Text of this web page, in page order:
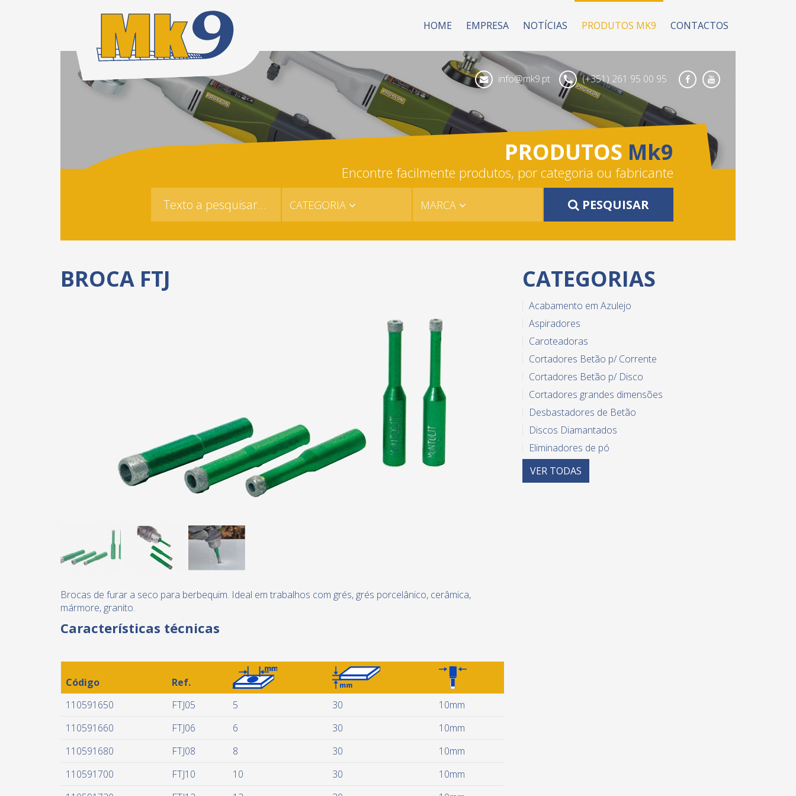
HOME EMPRESA NOTÍCIAS PRODUTOS MK9 CONTACTOS
info@mk9.pt (+351) 261 95 00 95 FacebookYoutube
PRODUTOS Mk9
Encontre facilmente produtos, por categoria ou fabricante
CATEGORIA MARCA PESQUISAR
BROCA FTJ
Brocas de furar a seco para berbequim. Ideal em trabalhos com grés, grés porcelânico, cerâmica,
mármore, granito.
Características técnicas
Código
Ref.
110591650
FTJ05 5 30
10mm
110591660
FTJ06 6 30
10mm
110591680
FTJ08 8 30
10mm
110591700
FTJ10 10 30
10mm
CATEGORIAS
Acabamento em Azulejo
Aspiradores
Caroteadoras
Cortadores Betão p/ Corrente
Cortadores Betão p/ Disco
Cortadores grandes dimensões
Desbastadores de Betão
Discos Diamantados
Eliminadores de pó
Equipamento diverso para azulejo
Guilhotinas
VER TODAS